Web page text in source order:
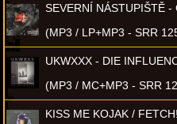
SEVERNÍ NÁSTUPIŠTĚ -
(MP3 / LP+MP3 - SRR
UKWXXX - DIE
(MP3 / MC+MP3 - SRR
KISS ME KOJAK /